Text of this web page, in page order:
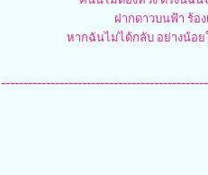
ฝากดาวบนฟ้า ร้อง
หากฉันไม่ได้กลับ อย่างน้อ